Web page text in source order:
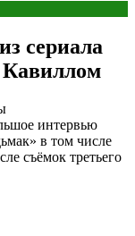
сериала
Кавиллом
интервью
в том числе
съёмок третьего